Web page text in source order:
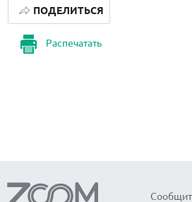
Распечатать
ПОДЕЛИТЬСЯ